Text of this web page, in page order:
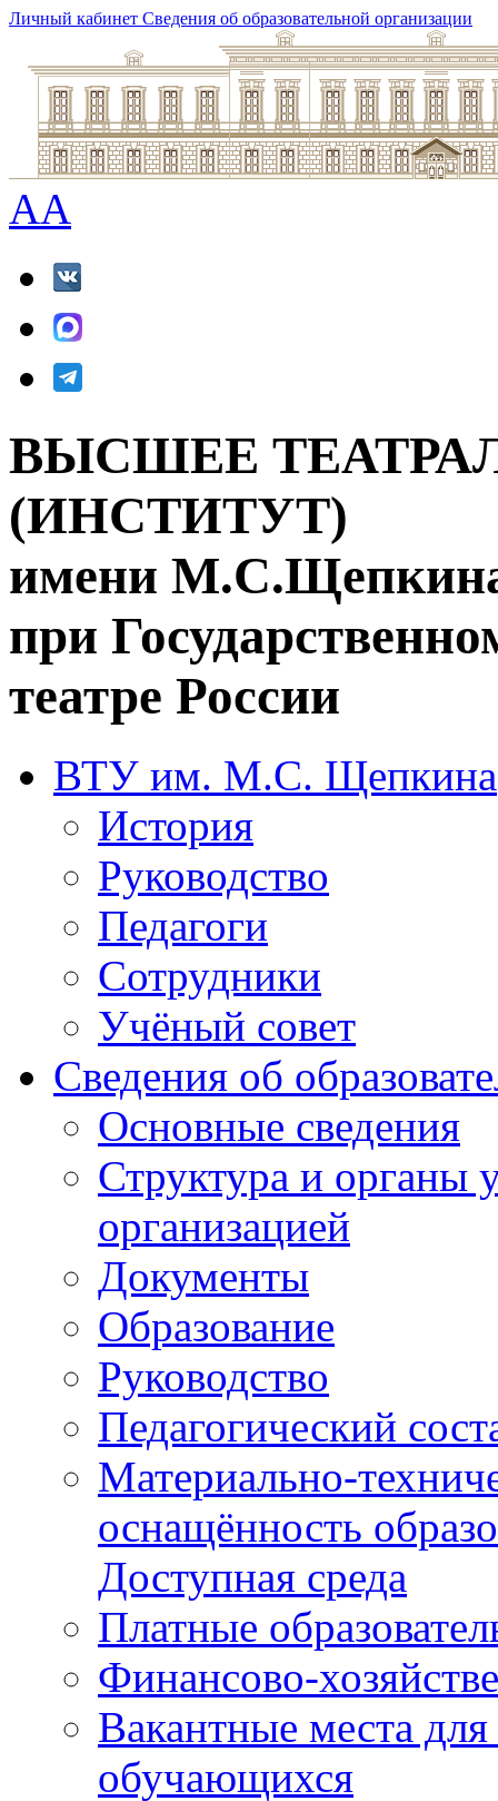
Личный кабинет Сведения об образовательной организации
AA
ВЫСШЕЕ
(ИНСТИТУТ)
имени
при
театре России
ВТУ им. М.С. Щепкина
История
Руководство
Педагоги
Сотрудники
Учёный совет
Сведения об
Основные сведения
Структура и органы
организацией
Документы
Образование
Руководство
Педагогический
Материально-
оснащённость
Доступная среда
Платные
Финансово-
Вакантные места
обучающихся